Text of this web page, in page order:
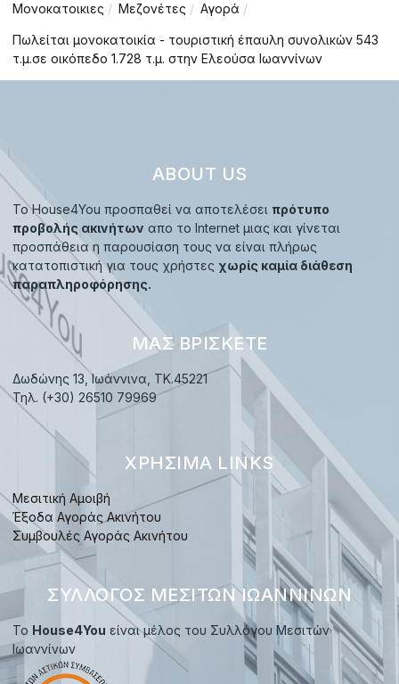
Μονοκατοικιες Μεζονέτες Αγορά
Πωλείται μονοκατοικία - τουριστική έπαυλη συνολικών 543
τ.μ.σε οικόπεδο 1.728 τ.μ. στην Ελεούσα Ιωαννίνων
ABOUT US
Το House4You προσπαθεί να αποτελέσει πρότυπο
προβολής ακινήτων απο το Internet μιας και γίνεται
προσπάθεια η παρουσίαση τους να είναι πλήρως
κατατοπιστική για τους χρήστες χωρίς καμία διάθεση
παραπληροφόρησης.
ΜΑΣ ΒΡΊΣΚΕΤΕ
Δωδώνης 13, Ιωάννινα, TK.45221
Τηλ. (+30) 26510 79969
ΧΡΉΣΙΜΑ LINKS
Μεσιτική Αμοιβή
Έξοδα Αγοράς Ακινήτου
Συμβουλές Αγοράς Ακινήτου
ΣΎΛΛΟΓΟΣ ΜΕΣΙΤΏΝ ΙΩΑΝΝΊΝΩΝ
Το House4You είναι μέλος του Συλλόγου Μεσιτών
Ιωαννίνων